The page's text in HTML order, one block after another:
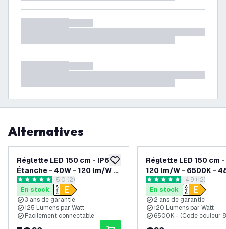
Alternatives
ajouter à la liste de souhaits
Réglette LED 150 cm - IP65
Étanche - 40W - 120 lm/W -
4000K - Raccordable -
garantie de 3 ans
ouvrir le tiroir des avis
5 étoiles de notation
5.0 (2)
En stock
3 ans de garantie
125 Lumens par Watt
Facilement connectable
Réglette LED 150 cm
120 lm/W - 6500K -
Lumen ouvrir le
4.9 étoiles de notation
4.9 (12)
En stock
2 ans de garantie
120 Lumens par Watt
6500K - (Code couleur